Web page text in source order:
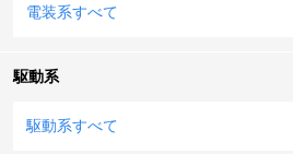
電装系すべて
駆動系
駆動系すべて